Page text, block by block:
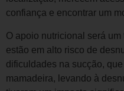
confiança e encontrar um
O apoio nutricional será
estão em alto risco de
dificuldades na sucção,
mamadeira, levando à